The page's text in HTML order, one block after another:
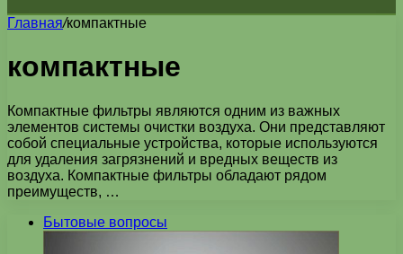
Главная/компактные
компактные
Компактные фильтры являются одним из важных
элементов системы очистки воздуха. Они представляют
собой специальные устройства, которые используются
для удаления загрязнений и вредных веществ из
воздуха. Компактные фильтры обладают рядом
преимуществ, …
Бытовые вопросы